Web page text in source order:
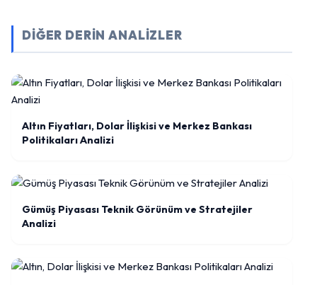
DİĞER DERİN ANALİZLER
Altın Fiyatları, Dolar İlişkisi ve Merkez Bankası
Politikaları Analizi
Gümüş Piyasası Teknik Görünüm ve Stratejiler
Analizi